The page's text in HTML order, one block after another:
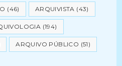
(46) ARQUIVISTA (43)
(194)
ARQUIVO PÚBLICO (51)